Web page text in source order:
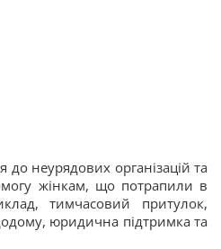
неурядових організацій та
жінкам, що потрапили в
тимчасовий притулок,
юридична підтримка та